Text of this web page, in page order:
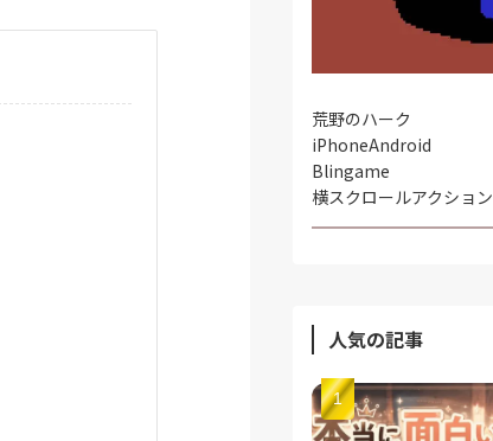
荒野のハーク
iPhoneAndroid
Blingame
横スクロールアクション
人気の記事